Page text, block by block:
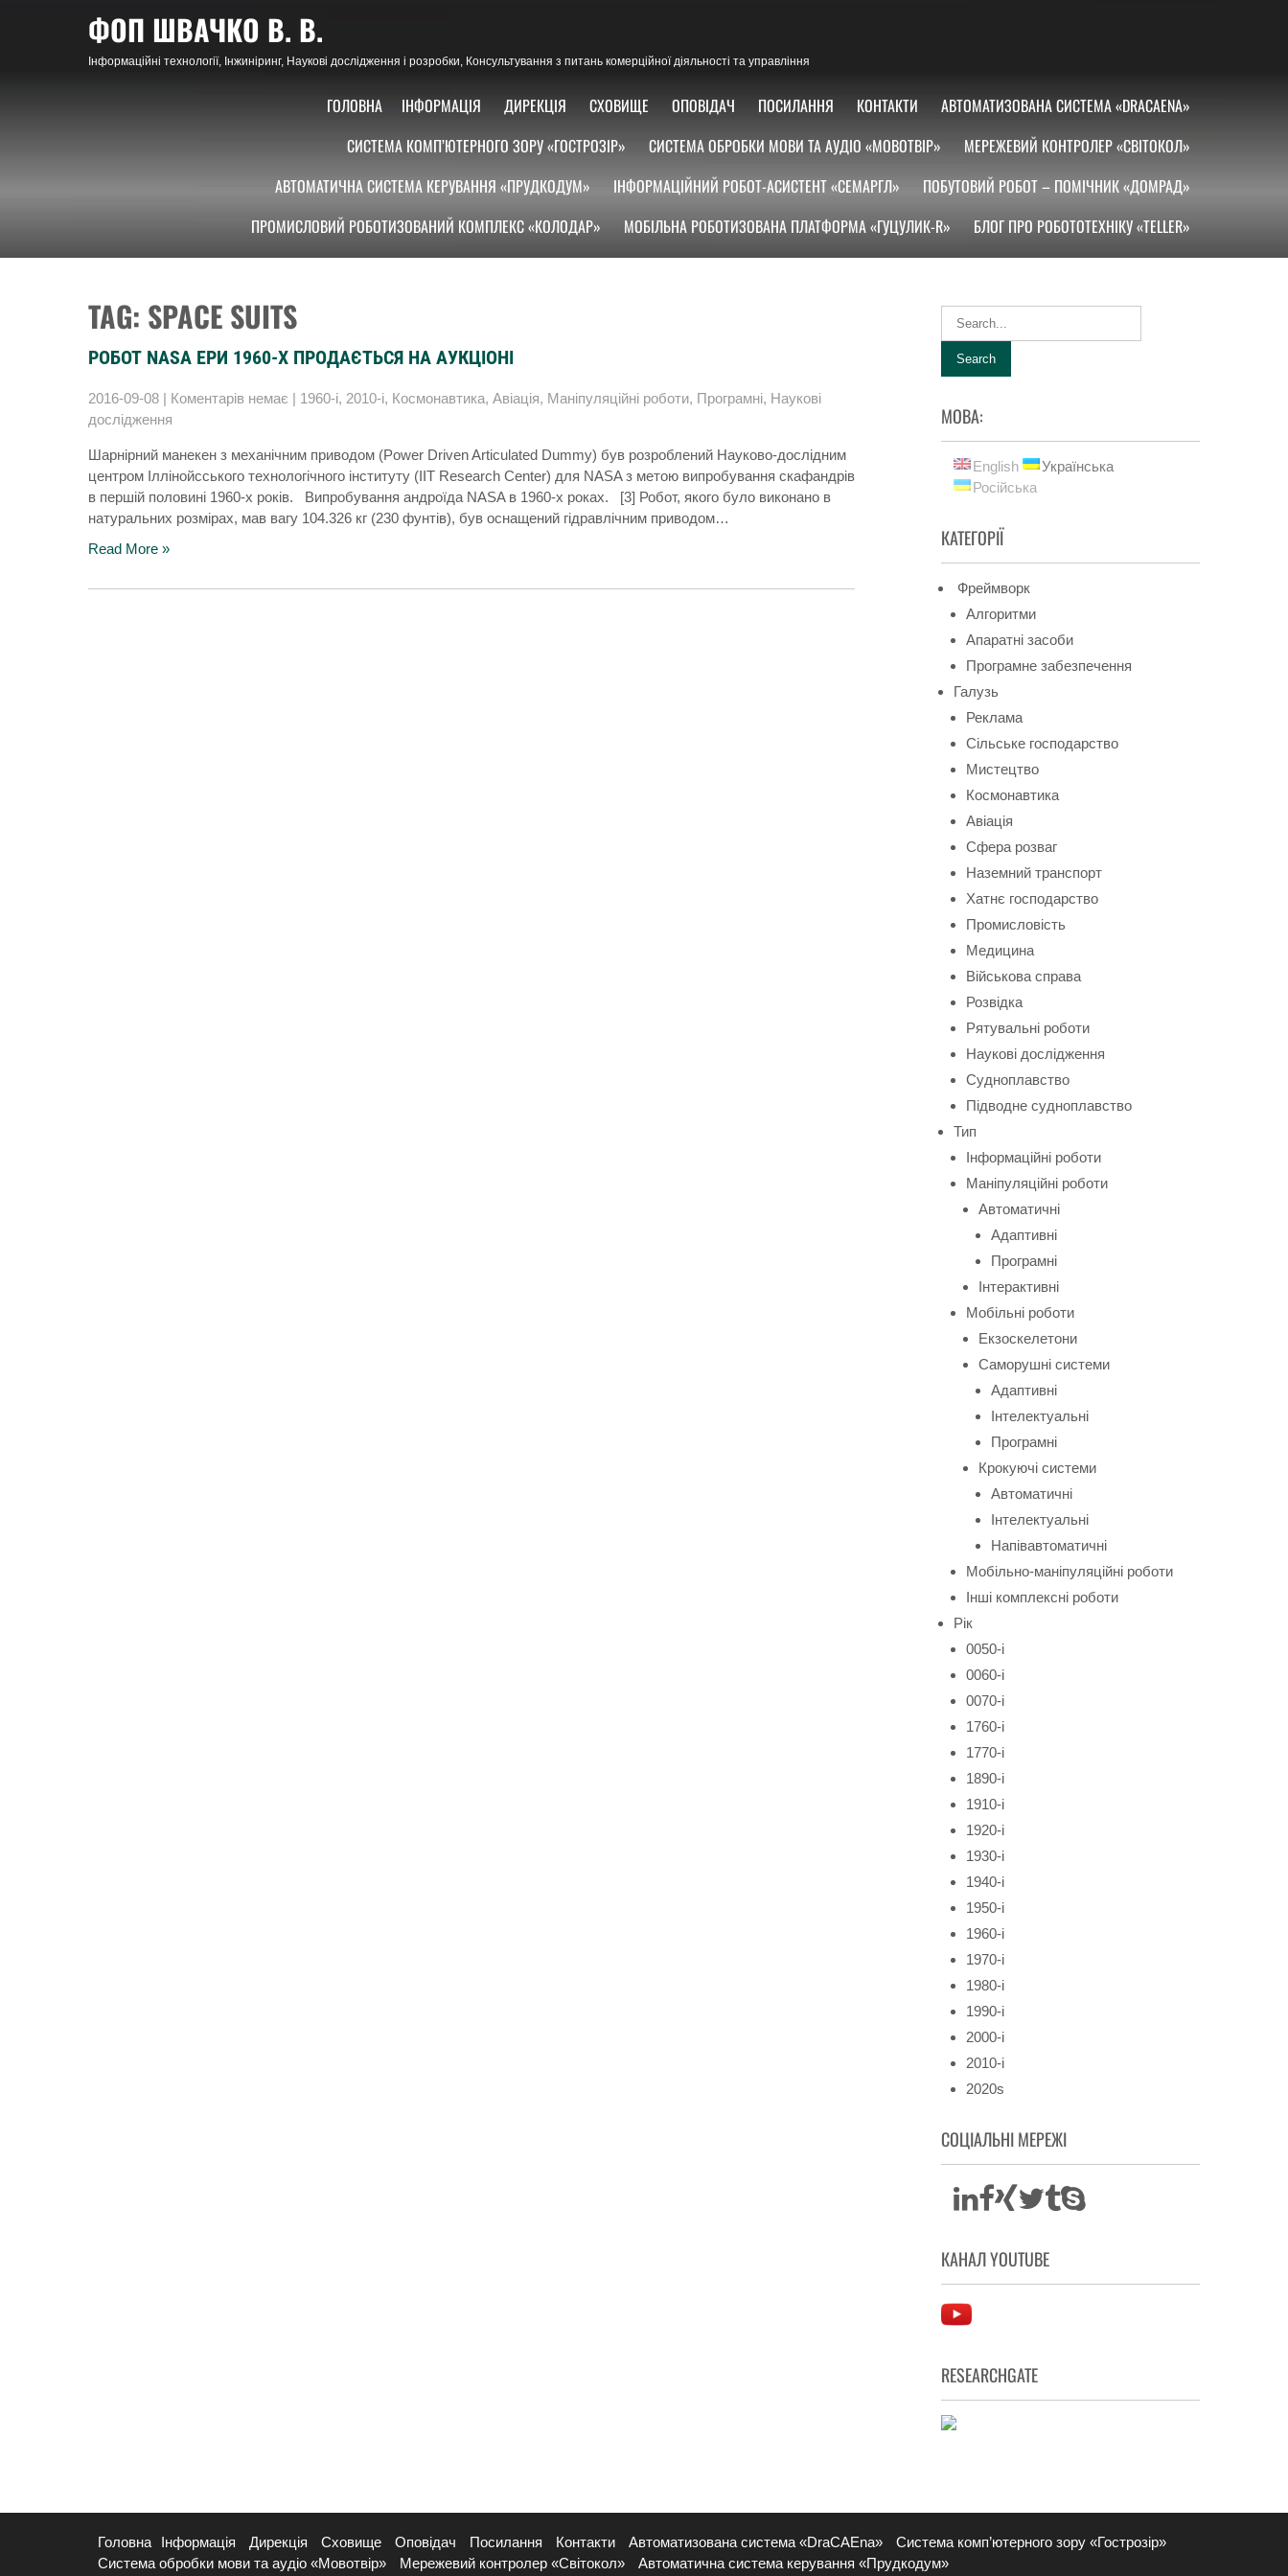
ФОП ШВАЧКО В. В.
Інформаційні технології, Інжиніринг, Наукові дослідження і розробки, Консультування з питань комерційної діяльності та управління
ГОЛОВНА ІНФОРМАЦІЯ ДИРЕКЦІЯ СХОВИЩЕ ОПОВІДАЧ ПОСИЛАННЯ КОНТАКТИ
АВТОМАТИЗОВАНА СИСТЕМА «DRACAENA»
СИСТЕМА КОМП’ЮТЕРНОГО ЗОРУ «ГОСТРОЗІР»
СИСТЕМА ОБРОБКИ МОВИ ТА АУДІО «МОВОТВІР»
МЕРЕЖЕВИЙ КОНТРОЛЕР «СВІТОКОЛ»
АВТОМАТИЧНА СИСТЕМА КЕРУВАННЯ «ПРУДКОДУМ»
ІНФОРМАЦІЙНИЙ РОБОТ-АСИСТЕНТ «СЕМАРГЛ»
ПОБУТОВИЙ РОБОТ – ПОМІЧНИК «ДОМРАД»
ПРОМИСЛОВИЙ РОБОТИЗОВАНИЙ КОМПЛЕКС «КОЛОДАР»
МОБІЛЬНА РОБОТИЗОВАНА ПЛАТФОРМА «ГУЦУЛИК-R» БЛОГ ПРО РОБОТОТЕХНІКУ «TELLER»
TAG: SPACE SUITS
РОБОТ NASA ЕРИ 1960-Х ПРОДАЄТЬСЯ НА АУКЦІОНІ
2016-09-08 | Коментарів немає | 1960-і, 2010-і, Космонавтика, Авіація, Маніпуляційні роботи, Програмні, Наукові
дослідження
Шарнірний манекен з механічним приводом (Power Driven Articulated Dummy) був розроблений Науково-дослідним
центром Іллінойсського технологічного інституту (IIT Research Center) для NASA з метою випробування скафандрів
в першій половині 1960-х років. Випробування андроїда NASA в 1960-х роках. [3] Робот, якого було виконано в
натуральних розмірах, мав вагу 104.326 кг (230 фунтів), був оснащений гідравлічним приводом…
Read More »
МОВА:
English
Українська
Російська
КАТЕГОРІЇ
Фреймворк
Алгоритми
Апаратні засоби
Програмне забезпечення
Галузь
Реклама
Сільське господарство
Мистецтво
Космонавтика
Авіація
Сфера розваг
Наземний транспорт
Хатнє господарство
Промисловість
Медицина
Військова справа
Розвідка
Рятувальні роботи
Наукові дослідження
Судноплавство
Підводне судноплавство
Тип
Інформаційні роботи
Маніпуляційні роботи
Автоматичні
Адаптивні
Програмні
Інтерактивні
Мобільні роботи
Екзоскелетони
Саморушні системи
Адаптивні
Інтелектуальні
Програмні
Крокуючі системи
Автоматичні
Інтелектуальні
Напівавтоматичні
Мобільно-маніпуляційні роботи
Інші комплексні роботи
Рік
0050-і
0060-і
0070-і
1760-і
1770-і
1890-і
1910-і
1920-і
1930-і
1940-і
1950-і
1960-і
1970-і
1980-і
1990-і
2000-і
2010-і
2020s
СОЦІАЛЬНІ МЕРЕЖІ
КАНАЛ YOUTUBE
RESEARCHGATE
Головна Інформація Дирекція Сховище Оповідач Посилання Контакти Автоматизована система «DraCAEna»
Система комп’ютерного зору «Гострозір»
Система обробки мови та аудіо «Мовотвір»
Мережевий контролер «Світокол» Автоматична система керування «Прудкодум»